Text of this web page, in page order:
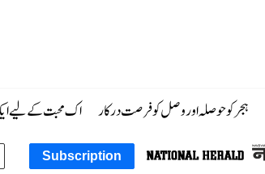
ہجر کو حوصلہ اور وصل کو فرصت درکار اک محبت کے لیے
Subscription